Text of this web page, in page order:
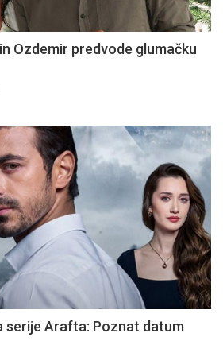
Ozdemir predvode glumačku
serije Arafta: Poznat datum